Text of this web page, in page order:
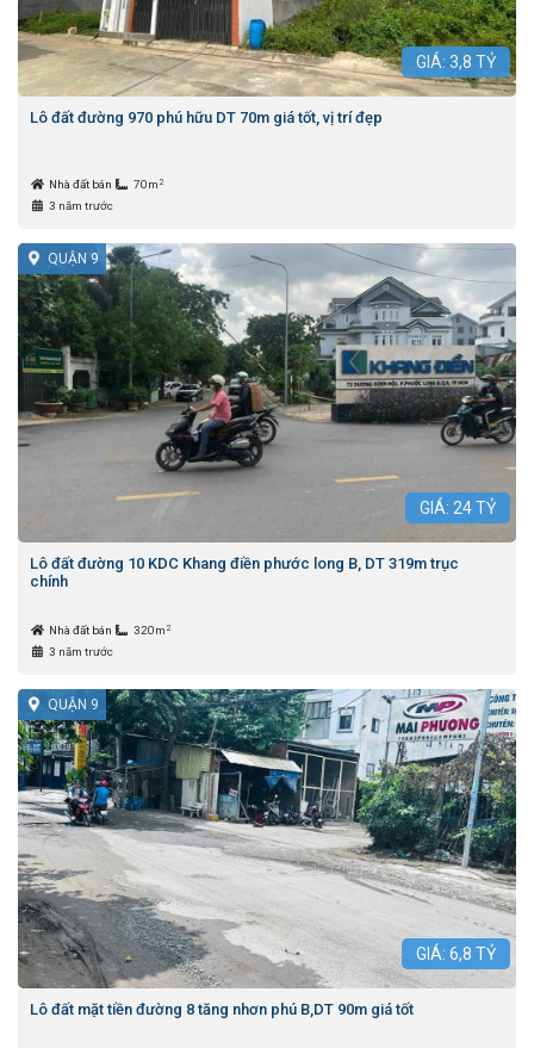
GIÁ: 3,8 TỶ
Lô đất đường 970 phú hữu DT 70m giá tốt, vị trí đẹp
Nhà đất bán 70m 2
3 năm trước
QUẬN 9
GIÁ: 24TỶ
Lô đất đường 10 KDC Khang điền phước long B, DT 319m trục
chính
Nhà đất bán 320m 2
3 năm trước
QUẬN 9
GIÁ: 6,8 TỶ
Lô đất mặt tiền đường 8 tăng nhơn phú B,DT 90m giá tốt